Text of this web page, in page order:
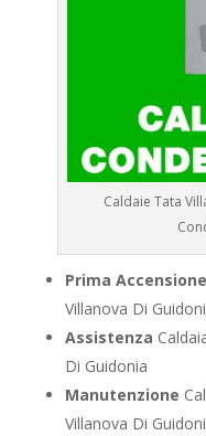
Caldaie Tata
Prima Accensione
Villanova Di
Assistenza
Di Guidonia
Manutenzione
Villanova Di